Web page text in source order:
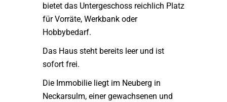
bietet das Untergeschoss reichlich Platz
für Vorräte, Werkbank oder
Hobbybedarf.
Das Haus steht bereits leer und ist
sofort frei.
Die Immobilie liegt im Neuberg in
Neckarsulm, einer gewachsenen und